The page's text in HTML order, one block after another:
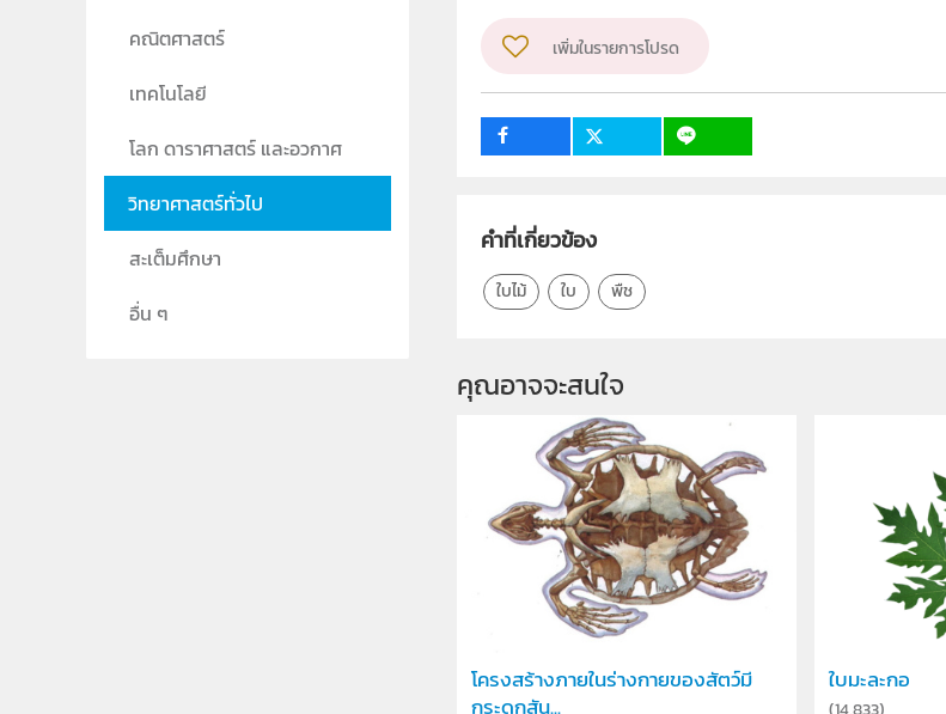
กลุ่มเป้าหมาย
เพิ่มในรายการโปรด
คำที่เกี่ยวข้อง
ใบไม้ ใบ พืช
คุณอาจจะสนใจ
โครงสร้างภายในร่างกายของสัตว์มี
กระดูกสัน...
ใบมะละกอ
คณิตศาสตร์
เทคโนโลยี
โลก ดาราศาสตร์ และอวกาศ
วิทยาศาสตร์ทั่วไป
สะเต็มศึกษา
อื่น ๆ